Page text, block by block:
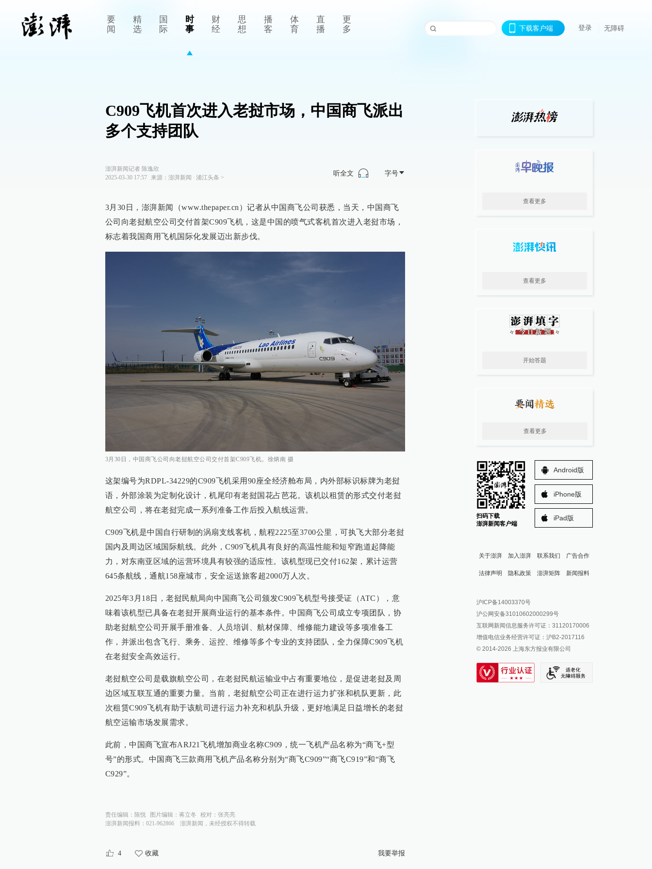
要
闻
精
选
国
际
时
事
财
经
思
想
播
客
体
育
直
播
更
多
下载客户端 登录 无障碍
C909飞机首次进入老挝市场，中国商飞派出
多个支持团队
澎湃新闻记者 陈逸欣
2025-03-30 17:57
来源： 澎湃新闻 ∙ 浦江头条 >
听全文 字号
3月30日，澎湃新闻（www.thepaper.cn）记者从中国商飞公司获悉，当天，中国商飞
公司向老挝航空公司交付首架C909飞机，这是中国的喷气式客机首次进入老挝市场，
标志着我国商用飞机国际化发展迈出新步伐。
3月30日，中国商飞公司向老挝航空公司交付首架C909飞机。徐炳南 摄
这架编号为RDPL-34229的C909飞机采用90座全经济舱布局，内外部标识标牌为老挝
语，外部涂装为定制化设计，机尾印有老挝国花占芭花。该机以租赁的形式交付老挝
航空公司，将在老挝完成一系列准备工作后投入航线运营。
C909飞机是中国自行研制的涡扇支线客机，航程2225至3700公里，可执飞大部分老挝
国内及周边区域国际航线。此外，C909飞机具有良好的高温性能和短窄跑道起降能
力，对东南亚区域的运营环境具有较强的适应性。该机型现已交付162架，累计运营
645条航线，通航158座城市，安全运送旅客超2000万人次。
2025年3月18日，老挝民航局向中国商飞公司颁发C909飞机型号接受证（ATC），意
味着该机型已具备在老挝开展商业运行的基本条件。中国商飞公司成立专项团队，协
助老挝航空公司开展手册准备、人员培训、航材保障、维修能力建设等多项准备工
作，并派出包含飞行、乘务、运控、维修等多个专业的支持团队，全力保障C909飞机
在老挝安全高效运行。
老挝航空公司是载旗航空公司，在老挝民航运输业中占有重要地位，是促进老挝及周
边区域互联互通的重要力量。当前，老挝航空公司正在进行运力扩张和机队更新，此
次租赁C909飞机有助于该航司进行运力补充和机队升级，更好地满足日益增长的老挝
航空运输市场发展需求。
此前，中国商飞宣布ARJ21飞机增加商业名称C909，统一飞机产品名称为“商飞+型
号”的形式。中国商飞三款商用飞机产品名称分别为“商飞C909”“商飞C919”和“商飞
C929”。
责任编辑： 陈悦 图片编辑： 蒋立冬 校对： 张亮亮
澎湃新闻报料：021-962866
澎湃新闻，未经授权不得转载
4 收藏 我要举报
查看更多
查看更多
开始答题
查看更多
扫码下载
澎湃新闻客户端
Android版
iPhone版
iPad版
关于澎湃 加入澎湃 联系我们 广告合作
法律声明 隐私政策 澎湃矩阵
澎湃新闻公众号
澎湃新闻抖音号
派生万物开放平台
IP SHANGHAI
SIXTH TONE
新闻报料
报料邮箱: news@thepaper.cn
沪ICP备14003370号
沪公网安备31010602000299号
互联网新闻信息服务许可证：31120170006
增值电信业务经营许可证：沪B2-2017116
© 2014-2026 上海东方报业有限公司